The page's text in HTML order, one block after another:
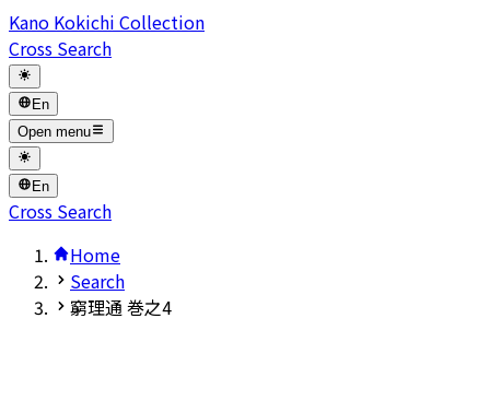
Kano Kokichi Collection
Cross Search
En
Open menu
En
Cross Search
Home
Search
窮理通 巻之4